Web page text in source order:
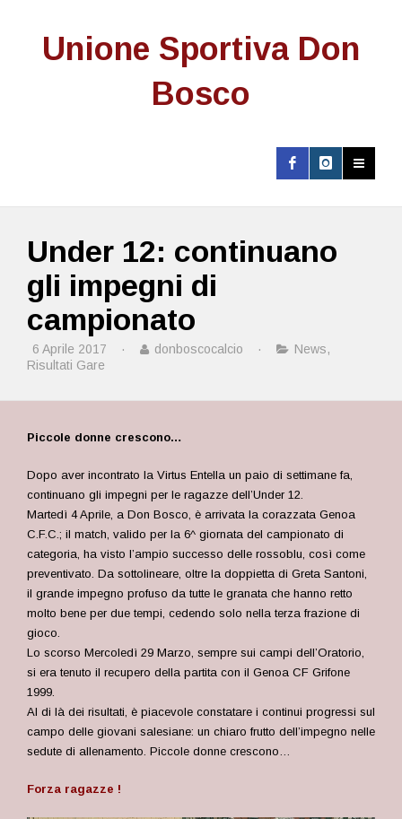
Unione Sportiva Don
Bosco
Under 12: continuano
gli impegni di
campionato
6 Aprile 2017 · donboscocalcio · News,
Risultati Gare
Piccole donne crescono…
Dopo aver incontrato la Virtus Entella un paio di settimane fa,
continuano gli impegni per le ragazze dell’Under 12.
Martedì 4 Aprile, a Don Bosco, è arrivata la corazzata Genoa
C.F.C.; il match, valido per la 6^ giornata del campionato di
categoria, ha visto l’ampio successo delle rossoblu, così come
preventivato. Da sottolineare, oltre la doppietta di Greta Santoni,
il grande impegno profuso da tutte le granata che hanno retto
molto bene per due tempi, cedendo solo nella terza frazione di
gioco.
Lo scorso Mercoledì 29 Marzo, sempre sui campi dell’Oratorio,
si era tenuto il recupero della partita con il Genoa CF Grifone
1999.
Al di là dei risultati, è piacevole constatare i continui progressi sul
campo delle giovani salesiane: un chiaro frutto dell’impegno nelle
sedute di allenamento. Piccole donne crescono…
Forza ragazze !